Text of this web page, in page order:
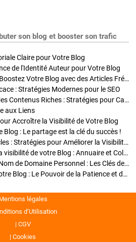
son blog et booster son trafic
Claire pour Votre Blog
de l'Identité Auteur pour Votre Blog
Stratégies de Publication : Boostez Votre Blog avec des Articles Fréquents et Exclusifs
: Stratégies Modernes pour le SEO
Enrichir Vos Articles avec des Contenus Riches : Stratégies pour Captiver et Optimiser
aux Liens
Accroître la Visibilité de Votre Blog
Blog : Le partage est la clé du succès !
Optimisation SEO des Articles : Stratégies pour Améliorer la Visibilité de Votre Blog
Stratégies pour améliorer la visibilité de votre Blog : Annuaire et Collaborations
Pourquoi Investir dans un Nom de Domaine Personnel : Les Clés de la Réussite de Votre Blog
Comment Faire Émerger Votre Blog : Le Pouvoir de la Patience et de la Persévérance
légales
d’Utilisation
CGV
Cookies